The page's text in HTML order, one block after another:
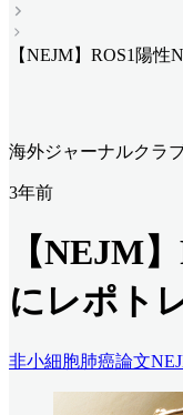
【NEJM】ROS1陽
海外ジャーナルクラ
3年前
【NEJM
にレポト
非小細胞肺癌論文